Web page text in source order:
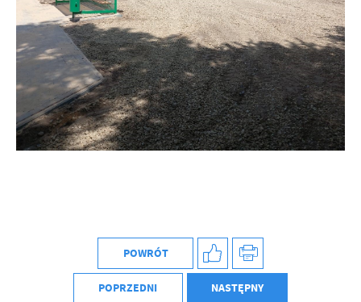
POWRÓT
POPRZEDNI NASTĘPNY